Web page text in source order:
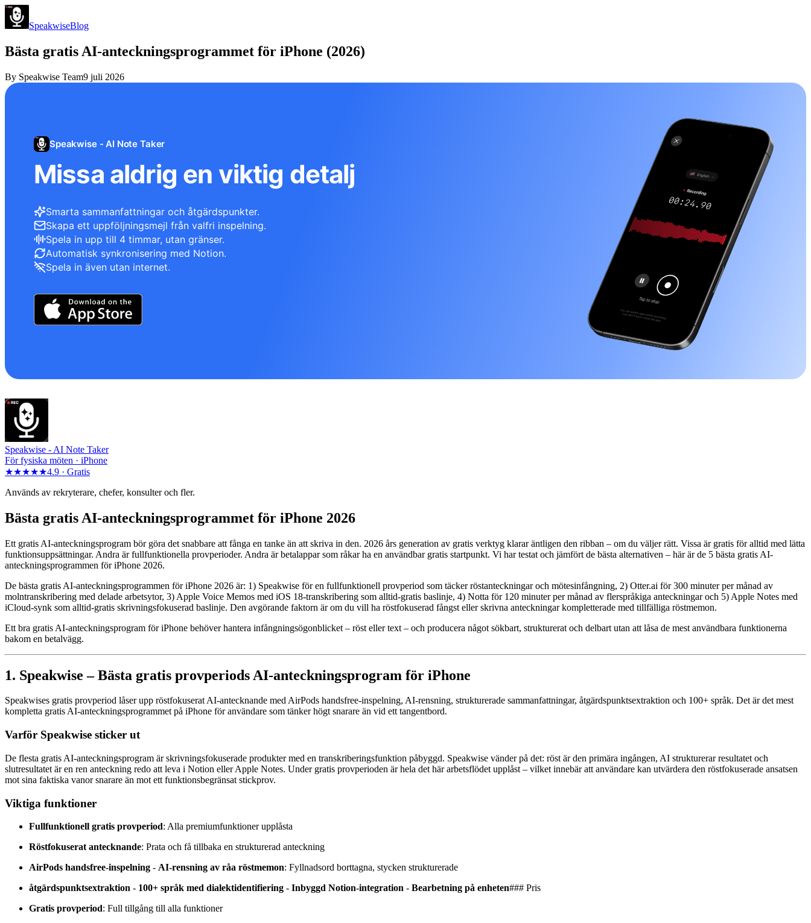
SpeakwiseBlog
Bästa gratis AI-anteckningsprogrammet för iPhone (2026)
By Speakwise Team9 juli 2026
Speakwise - AI Note Taker
Missa aldrig en viktig detalj
Smarta sammanfattningar och åtgärdspunkter.
Skapa ett uppföljningsmejl från valfri inspelning.
Spela in upp till 4 timmar, utan gränser.
Automatisk synkronisering med Notion.
Spela in även utan internet.
Speakwise - AI Note Taker
För fysiska möten · iPhone
★★★★★4.9 · Gratis
Används av rekryterare, chefer, konsulter och fler.
Bästa gratis AI-anteckningsprogrammet för iPhone 2026
Ett gratis AI-anteckningsprogram bör göra det snabbare att fånga en tanke än att skriva in den. 2026 års generation av gratis verktyg klarar äntligen den ribban – om du väljer rätt. Vissa är gratis för alltid med lätta
funktionsuppsättningar. Andra är fullfunktionella provperioder. Andra är betalappar som råkar ha en användbar gratis startpunkt. Vi har testat och jämfört de bästa alternativen – här är de 5 bästa gratis AI-
anteckningsprogrammen för iPhone 2026.
De bästa gratis AI-anteckningsprogrammen för iPhone 2026 är: 1) Speakwise för en fullfunktionell provperiod som täcker röstanteckningar och mötesinfångning, 2) Otter.ai för 300 minuter per månad av
molntranskribering med delade arbetsytor, 3) Apple Voice Memos med iOS 18-transkribering som alltid-gratis baslinje, 4) Notta för 120 minuter per månad av flerspråkiga anteckningar och 5) Apple Notes med
iCloud-synk som alltid-gratis skrivningsfokuserad baslinje. Den avgörande faktorn är om du vill ha röstfokuserad fångst eller skrivna anteckningar kompletterade med tillfälliga röstmemon.
Ett bra gratis AI-anteckningsprogram för iPhone behöver hantera infångningsögonblicket – röst eller text – och producera något sökbart, strukturerat och delbart utan att låsa de mest användbara funktionerna
bakom en betalvägg.
1. Speakwise – Bästa gratis provperiods AI-anteckningsprogram för iPhone
Speakwises gratis provperiod låser upp röstfokuserat AI-antecknande med AirPods handsfree-inspelning, AI-rensning, strukturerade sammanfattningar, åtgärdspunktsextraktion och 100+ språk. Det är det mest
kompletta gratis AI-anteckningsprogrammet på iPhone för användare som tänker högt snarare än vid ett tangentbord.
Varför Speakwise sticker ut
De flesta gratis AI-anteckningsprogram är skrivningsfokuserade produkter med en transkriberingsfunktion påbyggd. Speakwise vänder på det: röst är den primära ingången, AI strukturerar resultatet och
slutresultatet är en ren anteckning redo att leva i Notion eller Apple Notes. Under gratis provperioden är hela det här arbetsflödet upplåst – vilket innebär att användare kan utvärdera den röstfokuserade ansatsen
mot sina faktiska vanor snarare än mot ett funktionsbegränsat stickprov.
Viktiga funktioner
Fullfunktionell gratis provperiod: Alla premiumfunktioner upplåsta
Röstfokuserat antecknande: Prata och få tillbaka en strukturerad anteckning
AirPods handsfree-inspelning - AI-rensning av råa röstmemon: Fyllnadsord borttagna, stycken strukturerade
åtgärdspunktsextraktion - 100+ språk med dialektidentifiering - Inbyggd Notion-integration - Bearbetning på enheten### Pris
Gratis provperiod: Full tillgång till alla funktioner